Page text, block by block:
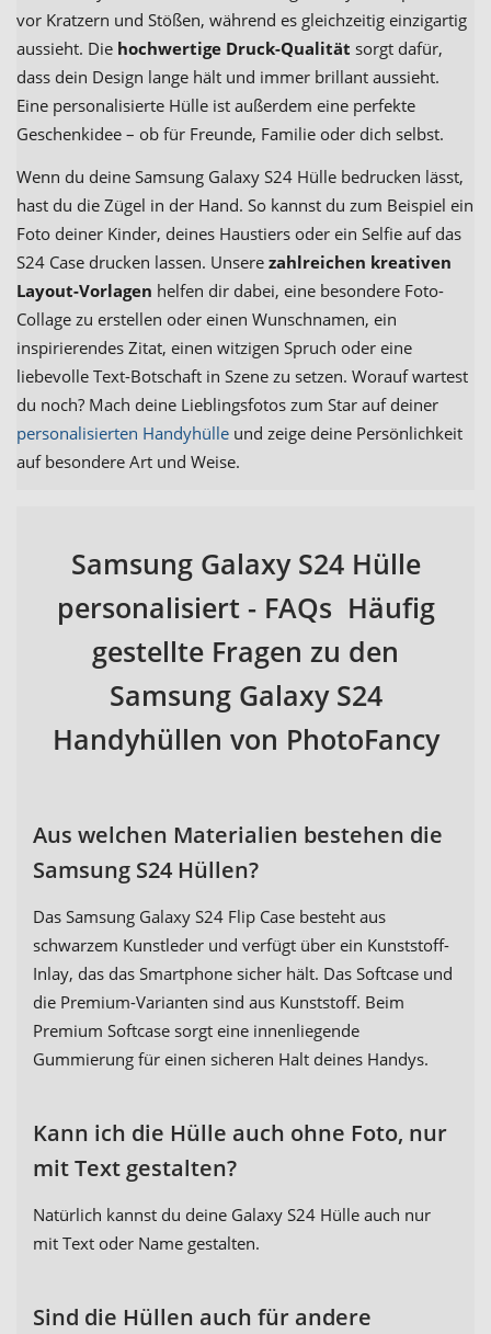
vor Kratzern und Stößen, während es gleichzeitig einzigartig
aussieht. Die hochwertige Druck-Qualität sorgt dafür,
dass dein Design lange hält und immer brillant aussieht.
Eine personalisierte Hülle ist außerdem eine perfekte
Geschenkidee – ob für Freunde, Familie oder dich selbst.
Wenn du deine Samsung Galaxy S24 Hülle bedrucken lässt,
hast du die Zügel in der Hand. So kannst du zum Beispiel ein
Foto deiner Kinder, deines Haustiers oder ein Selfie auf das
S24 Case drucken lassen. Unsere zahlreichen kreativen
Layout-Vorlagen helfen dir dabei, eine besondere Foto-
Collage zu erstellen oder einen Wunschnamen, ein
inspirierendes Zitat, einen witzigen Spruch oder eine
liebevolle Text-Botschaft in Szene zu setzen. Worauf wartest
du noch? Mach deine Lieblingsfotos zum Star auf deiner
personalisierten Handyhülle und zeige deine Persönlichkeit
auf besondere Art und Weise.
Samsung Galaxy S24 Hülle
personalisiert - FAQs Häufig
gestellte Fragen zu den
Samsung Galaxy S24
Handyhüllen von PhotoFancy
Aus welchen Materialien bestehen die
Samsung S24 Hüllen?
Das Samsung Galaxy S24 Flip Case besteht aus
schwarzem Kunstleder und verfügt über ein Kunststoff-
Inlay, das das Smartphone sicher hält. Das Softcase und
die Premium-Varianten sind aus Kunststoff. Beim
Premium Softcase sorgt eine innenliegende
Gummierung für einen sicheren Halt deines Handys.
Kann ich die Hülle auch ohne Foto, nur
mit Text gestalten?
Natürlich kannst du deine Galaxy S24 Hülle auch nur
mit Text oder Name gestalten.
Sind die Hüllen auch für andere